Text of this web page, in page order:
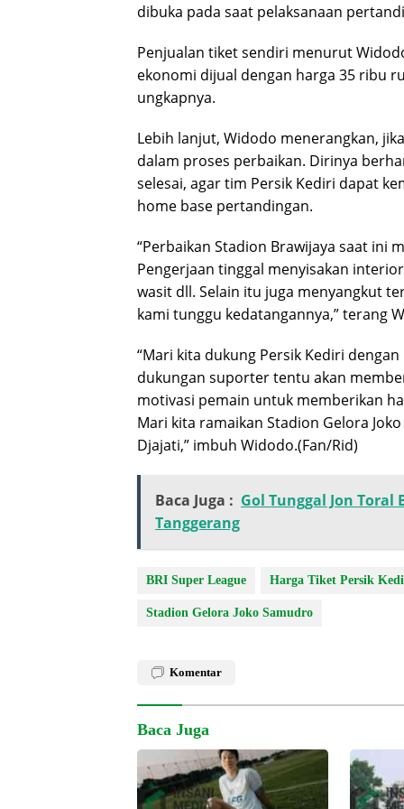
dibuka pada saat pelaksanaan
Penjualan tiket sendiri menurut
ekonomi dijual dengan harga 35 ribu
ungkapnya.
Lebih lanjut, Widodo menerangkan,
dalam proses perbaikan. Dirinya
selesai, agar tim Persik Kediri dapat
home base pertandingan.
“Perbaikan Stadion Brawijaya saat ini
Pengerjaan tinggal menyisakan
wasit dll. Selain itu juga menyangkut
kami tunggu kedatangannya,” terang
“Mari kita dukung Persik Kediri
dukungan suporter tentu akan
motivasi pemain untuk memberikan
Mari kita ramaikan Stadion Gelora
Djajati,” imbuh Widodo.(Fan/Rid)
Baca Juga : Gol Tunggal Jon
Tanggerang
BRI Super League Harga Tiket Persik
Stadion Gelora Joko Samudro
Komentar
Baca Juga